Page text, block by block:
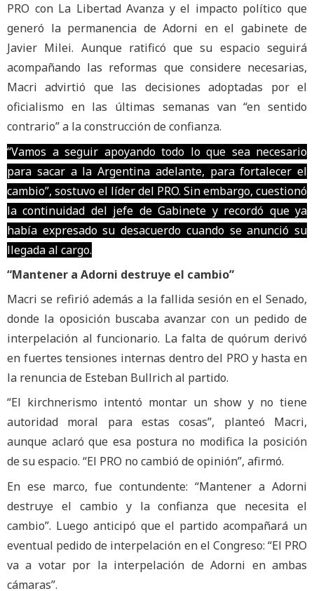
PRO con La Libertad Avanza y el impacto político que
generó la permanencia de Adorni en el gabinete de
Javier Milei. Aunque ratificó que su espacio seguirá
acompañando las reformas que considere necesarias,
Macri advirtió que las decisiones adoptadas por el
oficialismo en las últimas semanas van “en sentido
contrario” a la construcción de confianza.
“Vamos a seguir apoyando todo lo que sea necesario
para sacar a la Argentina adelante, para fortalecer el
cambio”, sostuvo el líder del PRO. Sin embargo, cuestionó
la continuidad del jefe de Gabinete y recordó que ya
había expresado su desacuerdo cuando se anunció su
llegada al cargo.
“Mantener a Adorni destruye el cambio”
Macri se refirió además a la fallida sesión en el Senado,
donde la oposición buscaba avanzar con un pedido de
interpelación al funcionario. La falta de quórum derivó
en fuertes tensiones internas dentro del PRO y hasta en
la renuncia de Esteban Bullrich al partido.
“El kirchnerismo intentó montar un show y no tiene
autoridad moral para estas cosas”, planteó Macri,
aunque aclaró que esa postura no modifica la posición
de su espacio. “El PRO no cambió de opinión”, afirmó.
En ese marco, fue contundente: “Mantener a Adorni
destruye el cambio y la confianza que necesita el
cambio”. Luego anticipó que el partido acompañará un
eventual pedido de interpelación en el Congreso: “El PRO
va a votar por la interpelación de Adorni en ambas
cámaras”.